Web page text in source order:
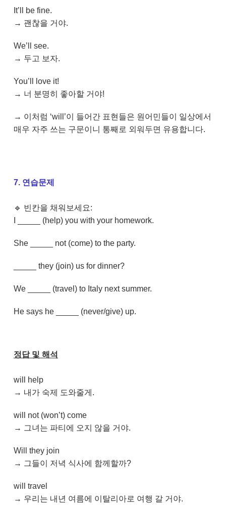
It’ll be fine.
→ 괜찮을 거야.
We’ll see.
→ 두고 보자.
You’ll love it!
→ 너 분명히 좋아할 거야!
→ 이처럼 ‘will’이 들어간 표현들은 원어민들이 일상에서
매우 자주 쓰는 구문이니 통째로 외워두면 유용합니다.
7. 연습문제
🔹 빈칸을 채워보세요:
I _____ (help) you with your homework.
She _____ not (come) to the party.
_____ they (join) us for dinner?
We _____ (travel) to Italy next summer.
He says he _____ (never/give) up.
정답 및 해석
will help
→ 내가 숙제 도와줄게.
will not (won’t) come
→ 그녀는 파티에 오지 않을 거야.
Will they join
→ 그들이 저녁 식사에 함께할까?
will travel
→ 우리는 내년 여름에 이탈리아로 여행 갈 거야.